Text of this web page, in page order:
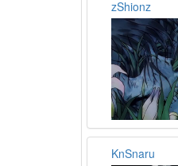
zShionz
KnSnaru